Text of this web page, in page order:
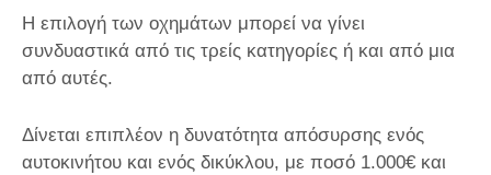
Η επιλογή των οχημάτων μπορεί να γίνει
συνδυαστικά από τις τρείς κατηγορίες ή και από μια
από αυτές.
Δίνεται επιπλέον η δυνατότητα απόσυρσης ενός
αυτοκινήτου και ενός δικύκλου, με ποσό 1.000€ και